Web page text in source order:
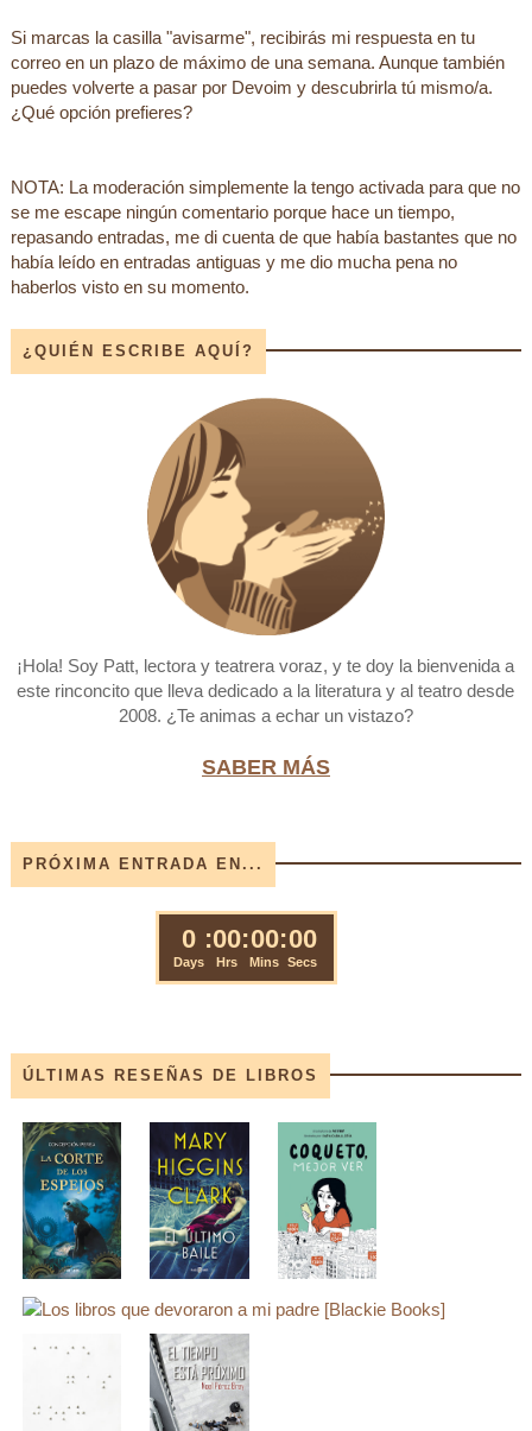
Si marcas la casilla "avisarme", recibirás mi respuesta en tu
correo en un plazo de máximo de una semana. Aunque también
puedes volverte a pasar por Devoim y descubrirla tú mismo/a.
¿Qué opción prefieres?
NOTA: La moderación simplemente la tengo activada para que no
se me escape ningún comentario porque hace un tiempo,
repasando entradas, me di cuenta de que había bastantes que no
había leído en entradas antiguas y me dio mucha pena no
haberlos visto en su momento.
¿QUIÉN ESCRIBE AQUÍ?
¡Hola! Soy Patt, lectora y teatrera voraz, y te doy la bienvenida a
este rinconcito que lleva dedicado a la literatura y al teatro desde
2008. ¿Te animas a echar un vistazo?
SABER MÁS
PRÓXIMA ENTRADA EN...
ÚLTIMAS RESEÑAS DE LIBROS